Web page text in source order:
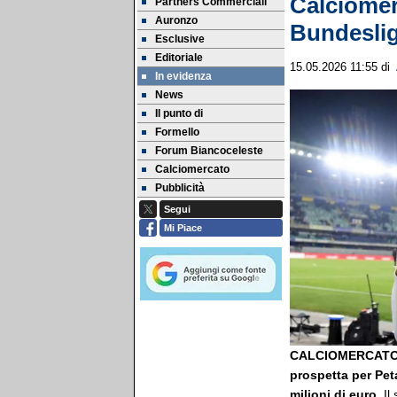
Auronzo
Esclusive
Editoriale
In evidenza
News
Il punto di
Formello
Forum Biancoceleste
Calciomercato
Pubblicità
Segui
Mi Piace
15.05.2026 11:55 di
prospetta per